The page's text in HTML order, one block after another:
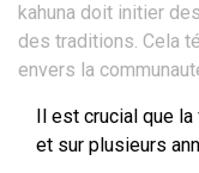
kahuna doit initier
des traditions. Cela
envers la
Il est crucial que
et sur plusieurs